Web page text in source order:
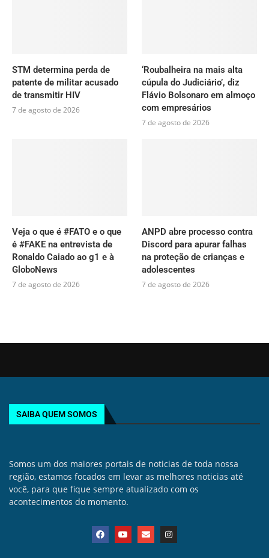
STM determina perda de
patente de militar acusado
de transmitir HIV
7 de agosto de 2026
‘Roubalheira na mais alta
cúpula do Judiciário’, diz
Flávio Bolsonaro em almoço
com empresários
7 de agosto de 2026
Veja o que é #FATO e o que
é #FAKE na entrevista de
Ronaldo Caiado ao g1 e à
GloboNews
7 de agosto de 2026
ANPD abre processo contra
Discord para apurar falhas
na proteção de crianças e
adolescentes
7 de agosto de 2026
SAIBA QUEM SOMOS
Somos um dos maiores portais de noticias de toda nossa
região, estamos focados em levar as melhores noticias até
você, para que fique sempre atualizado com os
acontecimentos do momento.